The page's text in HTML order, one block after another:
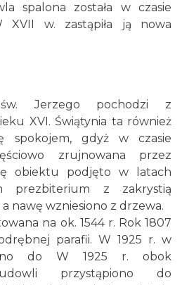
spalona została w czasie
XVII w. zastąpiła ją nowa
św. Jerzego pochodzi z
XVI. Świątynia ta również
spokojem, gdyż w czasie
zrujnowana przez
obiektu podjęto w latach
prezbiterium z zakrystią
nawę wzniesiono z drzewa.
na ok. 1544 r. Rok 1807
parafii. W 1925 r. w
do W 1925 r. obok
przystąpiono do